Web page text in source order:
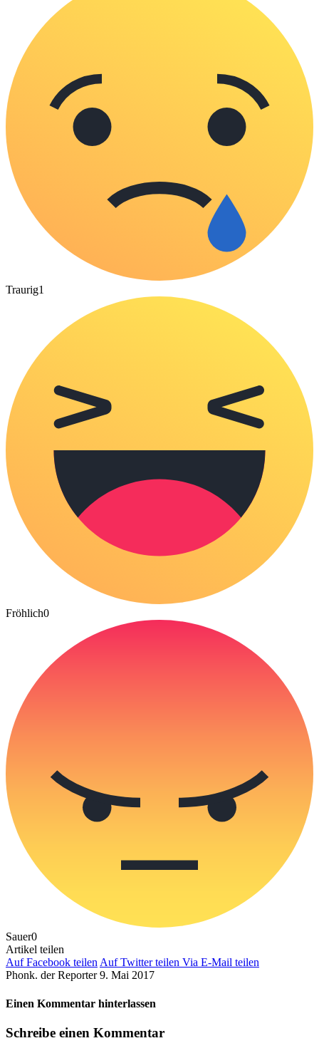
Traurig1
Fröhlich0
Sauer0
Artikel teilen
Auf Facebook teilen Auf Twitter teilen Via E-Mail teilen
Phonk. der Reporter 9. Mai 2017
Einen Kommentar hinterlassen
Schreibe einen Kommentar